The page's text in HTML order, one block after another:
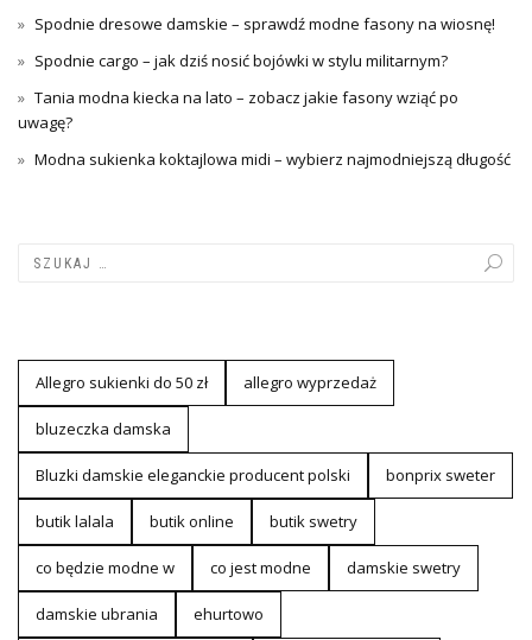
Spodnie dresowe damskie – sprawdź modne fasony na wiosnę!
Spodnie cargo – jak dziś nosić bojówki w stylu militarnym?
Tania modna kiecka na lato – zobacz jakie fasony wziąć po
uwagę?
Modna sukienka koktajlowa midi – wybierz najmodniejszą długość
Allegro sukienki do 50 zł allegro wyprzedaż
bluzeczka damska
Bluzki damskie eleganckie producent polski bonprix sweter
butik lalala butik online butik swetry
co będzie modne w co jest modne damskie swetry
damskie ubrania ehurtowo